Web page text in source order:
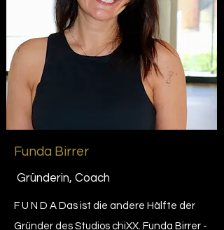
Funda Birrer
Gründerin, Coach
F U N D A Das ist die andere Hälfte der
Gründer des Studios chiXX. Funda Birrer -